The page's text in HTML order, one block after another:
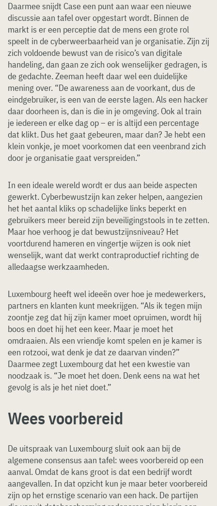
Daarmee snijdt Case een punt aan waar een nieuwe
discussie aan tafel over opgestart wordt. Binnen de
markt is er een perceptie dat de mens een grote rol
speelt in de cyberweerbaarheid van je organisatie. Zijn zij
zich voldoende bewust van de risico’s van digitale
handeling, dan gaan ze zich ook wenselijker gedragen, is
de gedachte. Zeeman heeft daar wel een duidelijke
mening over. “De awareness aan de voorkant, dus de
eindgebruiker, is een van de eerste lagen. Als een hacker
daar doorheen is, dan is die in je omgeving. Ook al train
je iedereen er elke dag op – er is altijd een percentage
dat klikt. Dus het gaat gebeuren, maar dan? Je hebt een
klein vonkje, je moet voorkomen dat een veenbrand zich
door je organisatie gaat verspreiden.”
In een ideale wereld wordt er dus aan beide aspecten
gewerkt. Cyberbewustzijn kan zeker helpen, aangezien
het het aantal kliks op schadelijke links beperkt en
gebruikers meer bereid zijn beveiligingstools in te zetten.
Maar hoe verhoog je dat bewustzijnsniveau? Het
voortdurend hameren en vingertje wijzen is ook niet
wenselijk, want dat werkt contraproductief richting de
alledaagse werkzaamheden.
Luxembourg heeft wel ideeën over hoe je medewerkers,
partners en klanten kunt meekrijgen. “Als ik tegen mijn
zoontje zeg dat hij zijn kamer moet opruimen, wordt hij
boos en doet hij het een keer. Maar je moet het
omdraaien. Als een vriendje komt spelen en je kamer is
een rotzooi, wat denk je dat ze daarvan vinden?”
Daarmee zegt Luxembourg dat het een kwestie van
noodzaak is. “Je moet het doen. Denk eens na wat het
gevolg is als je het niet doet.”
Wees voorbereid
De uitspraak van Luxembourg sluit ook aan bij de
algemene consensus aan tafel: wees voorbereid op een
aanval. Omdat de kans groot is dat een bedrijf wordt
aangevallen. In dat opzicht kun je maar beter voorbereid
zijn op het ernstige scenario van een hack. De partijen